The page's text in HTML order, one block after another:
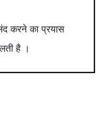
करने का प्रयास
है ।